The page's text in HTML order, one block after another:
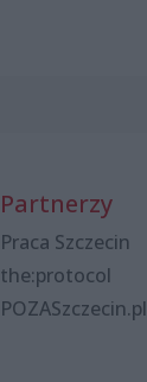
Partnerzy
Praca Szczecin
the:protocol
POZASzczecin.pl